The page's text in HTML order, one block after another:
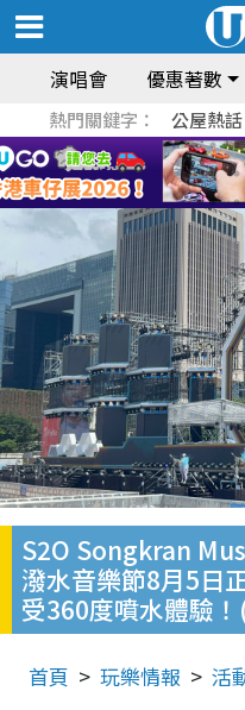
演唱會 優惠著數
熱門關鍵字： 公屋熱話
S2O Songkran
潑水音樂節8月5日
受360度噴水體驗！
首頁 玩樂情報 活